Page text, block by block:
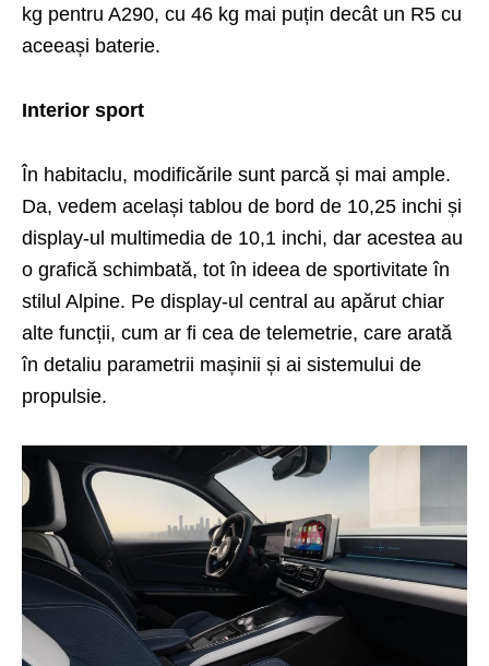
kg pentru A290, cu 46 kg mai puțin decât un R5 cu
aceeași baterie.
Interior sport
În habitaclu, modificările sunt parcă și mai ample.
Da, vedem același tablou de bord de 10,25 inchi și
display-ul multimedia de 10,1 inchi, dar acestea au
o grafică schimbată, tot în ideea de sportivitate în
stilul Alpine. Pe display-ul central au apărut chiar
alte funcții, cum ar fi cea de telemetrie, care arată
în detaliu parametrii mașinii și ai sistemului de
propulsie.